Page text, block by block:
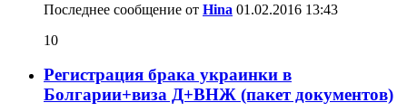
Последнее сообщение от Hina 01.02.2016 13:43
10
Регистрация брака украинки в
Болгарии+виза Д+ВНЖ (пакет документов)